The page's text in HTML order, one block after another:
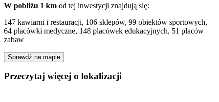
W pobliżu 1 km od tej inwestycji znajdują się:
147 kawiarni i restauracji, 106 sklepów, 99 obiektów sportowych,
64 placówki medyczne, 148 placówek edukacyjnych, 51 placów
zabaw
Sprawdź na mapie
Przeczytaj więcej o lokalizacji